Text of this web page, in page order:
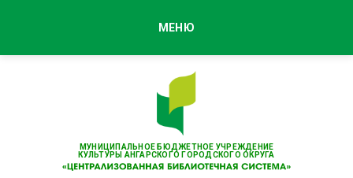
МУНИЦИПАЛЬНОЕ БЮДЖЕТНОЕ УЧРЕЖДЕНИЕ
КУЛЬТУРЫ АНГАРСКОГО ГОРОДСКОГО ОКРУГА
МЕНЮ